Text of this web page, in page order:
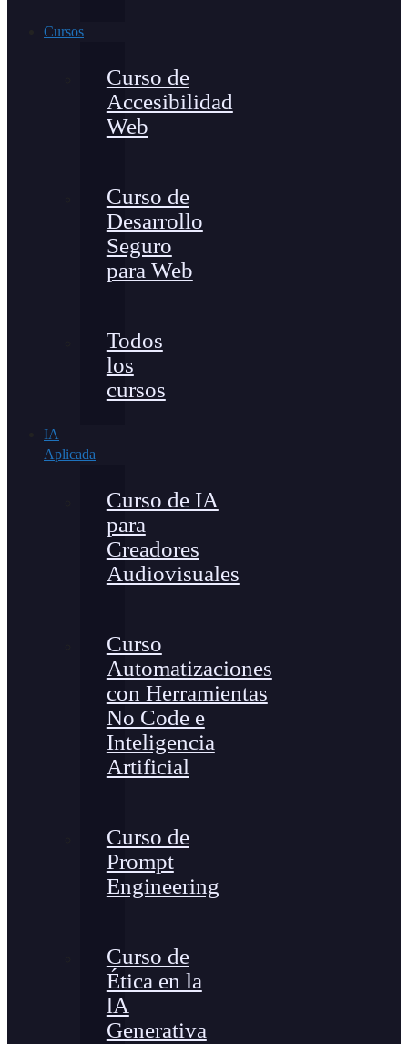
Cursos
Curso de
Accesibilidad
Web
Curso de
Desarrollo
Seguro
para Web
Todos
los
cursos
IA
Aplicada
Curso de IA
para
Creadores
Audiovisuales
Curso
Automatizaciones
con Herramientas
No Code e
Inteligencia
Artificial
Curso de
Prompt
Engineering
Curso de
Ética en la
lA
Generativa